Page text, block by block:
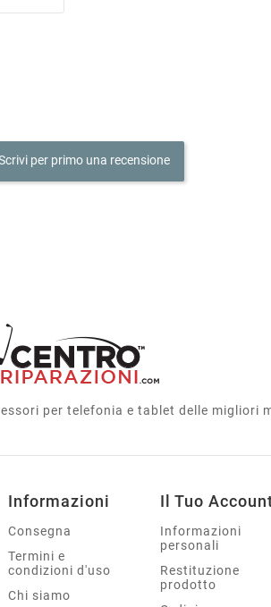
per primo una recensione
per telefonia e tablet delle migliori
Informazioni
Consegna
Termini e
condizioni d'uso
Chi siamo
Il Tuo
Informazioni
personali
Restituzione
prodotto